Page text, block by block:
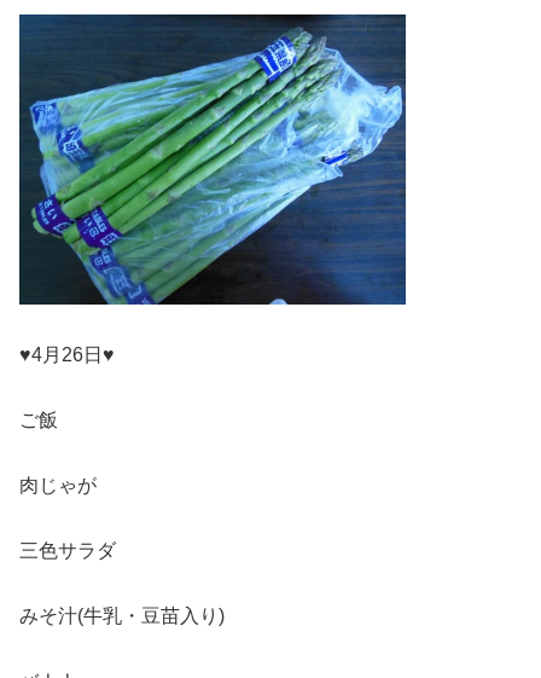
♥4月26日♥
ご飯
肉じゃが
三色サラダ
みそ汁(牛乳・豆苗入り)